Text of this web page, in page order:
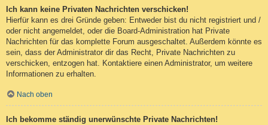
Ich kann keine Privaten Nachrichten verschicken!
Hierfür kann es drei Gründe geben: Entweder bist du nicht registriert und /
oder nicht angemeldet, oder die Board-Administration hat Private
Nachrichten für das komplette Forum ausgeschaltet. Außerdem könnte es
sein, dass der Administrator dir das Recht, Private Nachrichten zu
verschicken, entzogen hat. Kontaktiere einen Administrator, um weitere
Informationen zu erhalten.
Nach oben
Ich bekomme ständig unerwünschte Private Nachrichten!